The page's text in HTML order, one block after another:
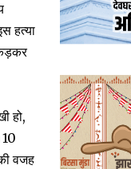
हत्या
हो,
वजह